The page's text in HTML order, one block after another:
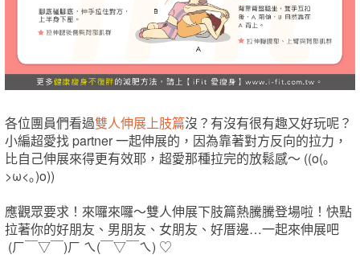
各位團員們看過雙人伸展上肢篇沒？有沒有很有趣又好玩呢？
小編超愛找 partner 一起伸展的，因為靠著對方反向的拉力，
比自己伸展來得更有效耶，超愛那種拉完的放鬆感～ ((o(｡
>ω<｡)o))
應觀眾要求！來囉來囉～雙人伸展下肢篇熱騰騰登場啦！快點
拉著你的好朋友、男朋友、女朋友、好厝邊…一起來伸展吧
(ㄏ￣▽￣)ㄏ ㄟ(￣▽￣ㄟ) ♡